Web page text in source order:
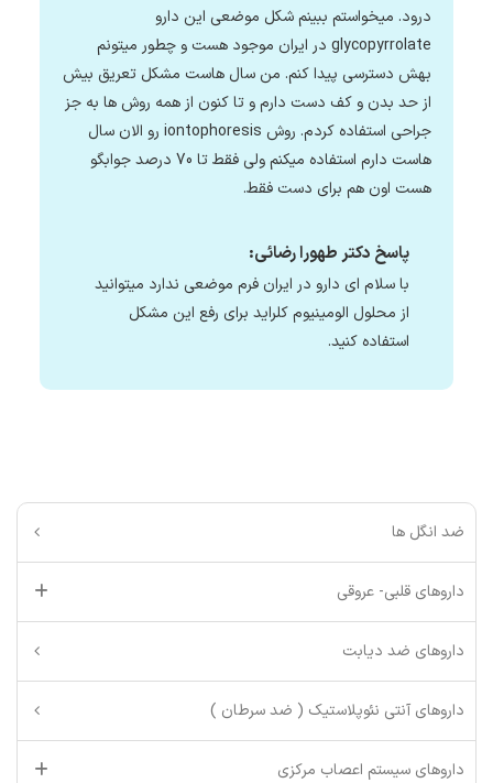
درود. میخواستم ببینم شکل موضعی این دارو
glycopyrrolate در ایران موجود هست و چطور میتونم
بهش دسترسی پیدا کنم. من سال هاست مشکل تعریق بیش
از حد بدن و کف دست دارم و تا کنون از همه روش ها به جز
جراحی استفاده کردم. روش iontophoresis رو الان سال
هاست دارم استفاده میکنم ولی فقط تا 70 درصد جوابگو
هست اون هم برای دست فقط.
پاسخ دکتر طهورا رضائی:
با سلام ای دارو در ایران فرم موضعی ندارد میتوانید
از محلول الومینیوم کلراید برای رفع این مشکل
استفاده کنید.
ضد انگل ها
داروهای قلبی- عروقی
داروهای ضد دیابت
داروهای آنتی نئوپلاستیک ( ضد سرطان )
داروهای سیستم اعصاب مرکزی